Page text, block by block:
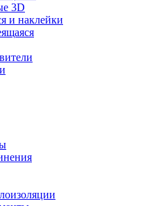
3D
и наклейки